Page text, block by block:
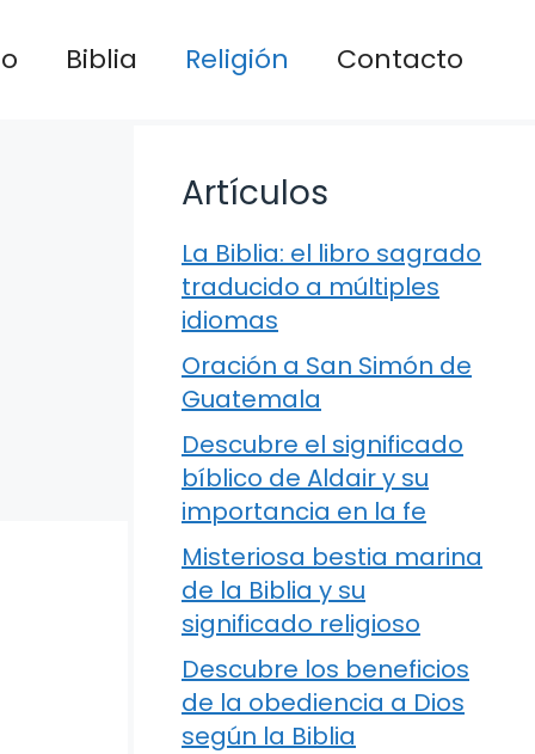
Biblia Religión Contacto
Artículos
La Biblia: el libro sagrado
traducido a múltiples
idiomas
Oración a San Simón de
Guatemala
Descubre el significado
bíblico de Aldair y su
importancia en la fe
Misteriosa bestia marina
de la Biblia y su
significado religioso
Descubre los beneficios
de la obediencia a Dios
según la Biblia